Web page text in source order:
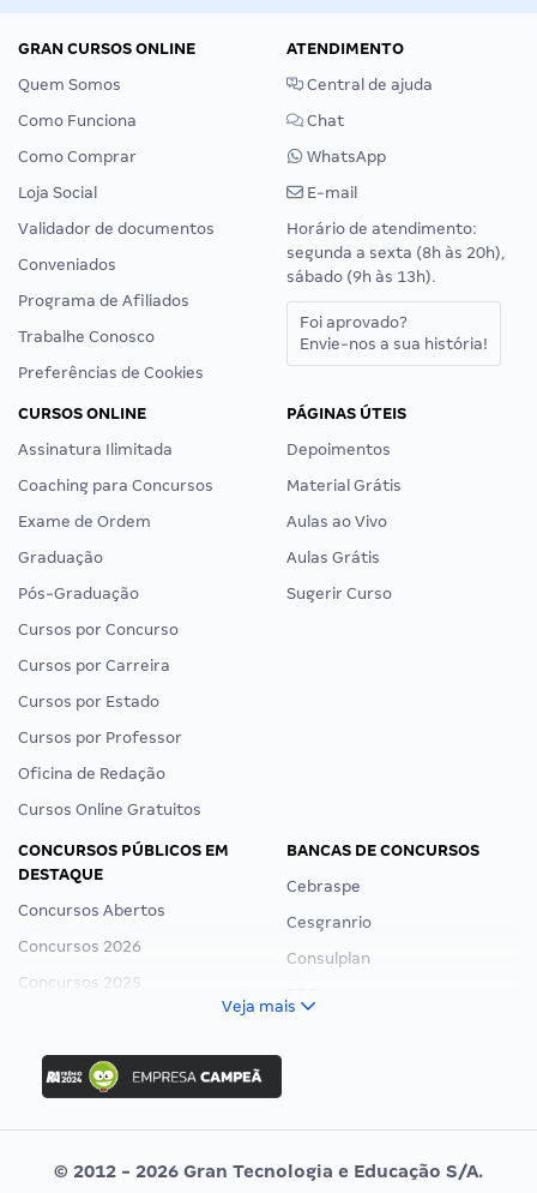
GRAN CURSOS ONLINE
Quem Somos
Como Funciona
Como Comprar
Loja Social
Validador de documentos
Conveniados
Programa de Afiliados
Trabalhe Conosco
Preferências de Cookies
ATENDIMENTO
Central de ajuda
Chat
WhatsApp
E-mail
Horário de atendimento:
segunda a sexta (8h às 20h),
sábado (9h às 13h).
Foi aprovado?
Envie-nos a sua história!
CURSOS ONLINE
Assinatura Ilimitada
Coaching para Concursos
Exame de Ordem
Graduação
Pós-Graduação
Cursos por Concurso
Cursos por Carreira
Cursos por Estado
Cursos por Professor
Oficina de Redação
Cursos Online Gratuitos
PÁGINAS ÚTEIS
Depoimentos
Material Grátis
Aulas ao Vivo
Aulas Grátis
Sugerir Curso
CONCURSOS PÚBLICOS EM
DESTAQUE
Concursos Abertos
Concursos 2026
Concursos 2025
Concurso Ibama
Concurso MPU
Editais publicados
BANCAS DE CONCURSOS
Cebraspe
Cesgranrio
Consulplan
Vunesp
Veja mais
© 2012 - 2026 Gran Tecnologia e Educação S/A.